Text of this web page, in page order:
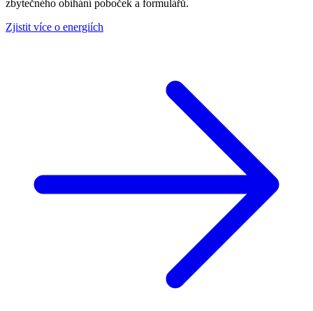
zbytečného obíhání poboček a formulářů.
Zjistit více o energiích